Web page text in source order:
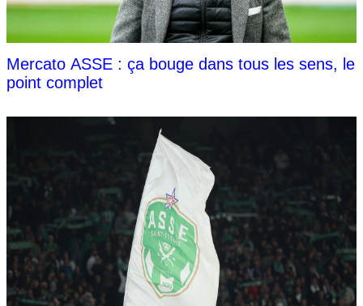
Mercato ASSE : ça bouge dans tous les sens, le
point complet